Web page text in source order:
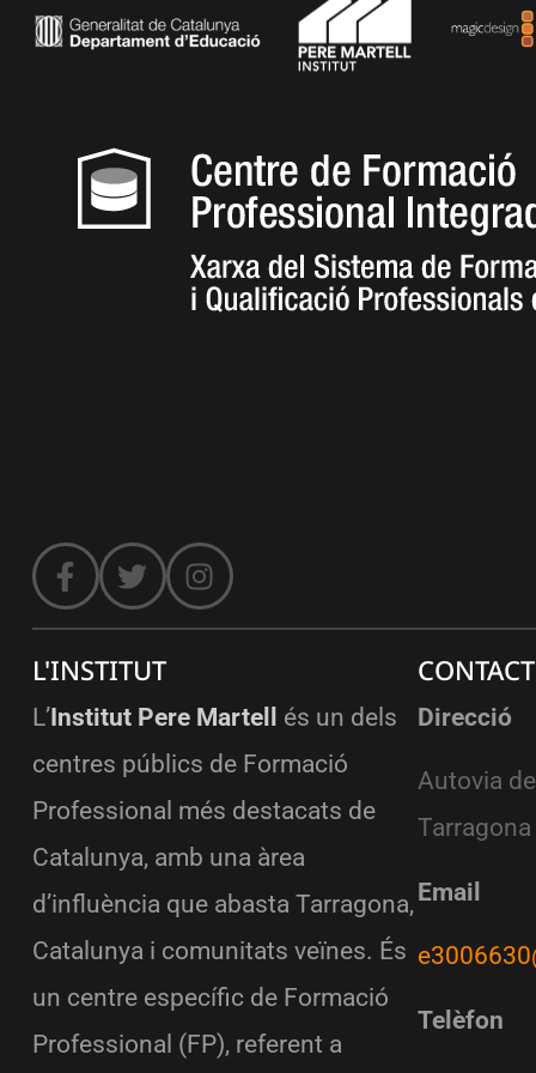
L'INSTITUT
L’Institut Pere Martell
és un dels
centres públics de Formació
Professional més destacats de
Catalunya, amb una àrea
d’influència que abasta Tarragona,
Catalunya i comunitats veïnes. És
un centre específic de Formació
Professional (FP), referent a
Direcció
Autovia
Tarragona
Email
Telèfon